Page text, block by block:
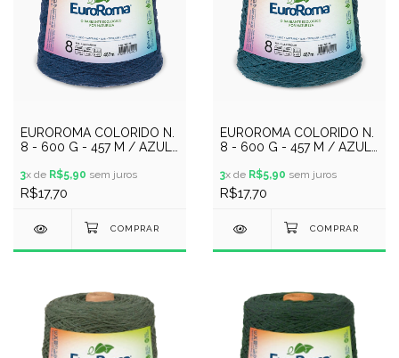
EUROROMA COLORIDO N.
8 - 600 G - 457 M / AZUL
3x de R$5,90 sem juros
R$17,70
EUROROMA COLORIDO N.
8 - 600 G - 457 M / AZUL
3x de R$5,90 sem juros
R$17,70